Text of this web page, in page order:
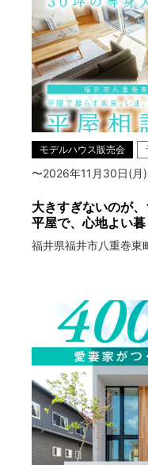
モデルハウス販売会
〜2026年11月30日(月)
大きすぎないのが
平屋で、心地よい
福井県福井市八重巻東